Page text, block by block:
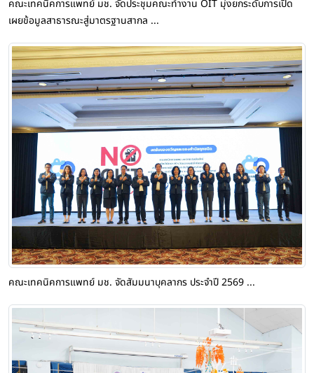
คณะเทคนิคการแพทย์ มช. จัดประชุมคณะทำงาน OIT มุ่งยกระดับการเปิด
เผยข้อมูลสาธารณะสู่มาตรฐานสากล ...
คณะเทคนิคการแพทย์ มช. จัดสัมมนาบุคลากร ประจำปี 2569 ...